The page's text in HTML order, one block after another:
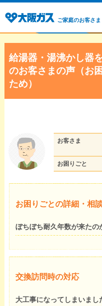
ご家庭のお客さま
給湯器・湯沸かし器
のお客さまの声（お
ため）
お客さま
お困りごと
お困りごとの詳細・相
ぼちぼち耐久年数が来たの
交換訪問時の対応
大工事になってしまいまし